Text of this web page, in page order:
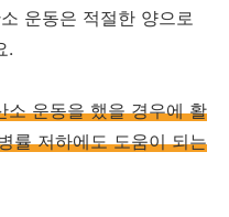
운동은 적절한 양으로
.
소 운동을 했을 경우에 활
률 저하에도 도움이 되는